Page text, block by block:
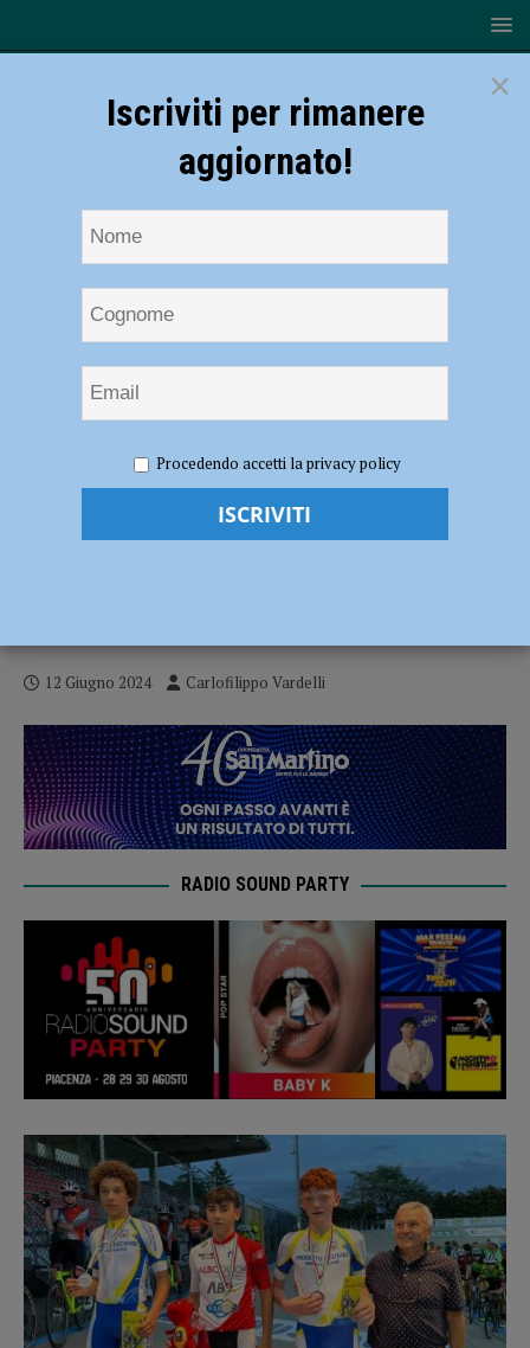
su Pista – I risultati del GP Velodromo di Fiorenzuola per esordienti e
Ciclismo su Pista – I risultati del GP
12 Giugno 2024 Carlofilippo Vardelli
RADIO SOUND PARTY
×
Iscriviti per rimanere
aggiornato!
Procedendo accetti la privacy policy